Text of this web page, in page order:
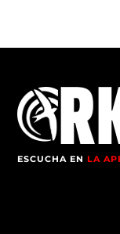
ESCUCHA ENLA